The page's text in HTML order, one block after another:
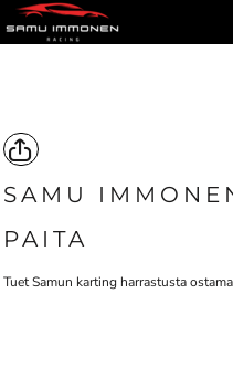
SAMU
PAITA
Tuet Samun karting harrastusta